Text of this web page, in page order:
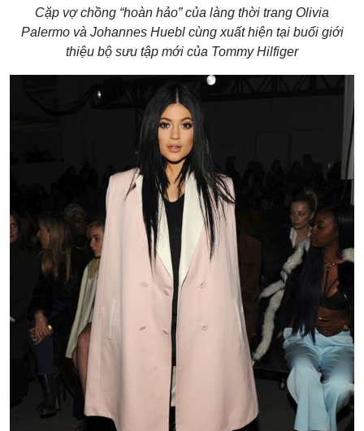
Cặp vợ chồng “hoàn hảo” của làng thời trang Olivia
Palermo và Johannes Huebl cùng xuất hiện tại buổi giới
thiệu bộ sưu tập mới của Tommy Hilfiger